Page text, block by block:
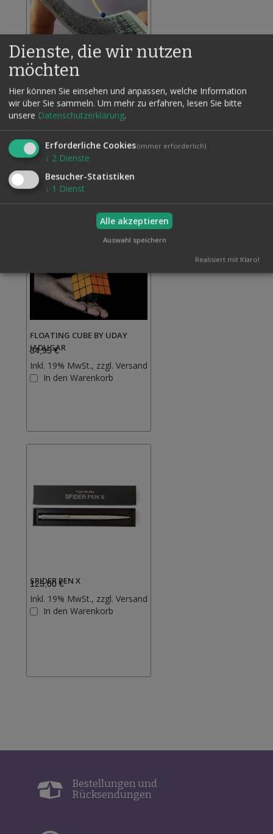
FLOATING MATCH
7,50 €
Inkl. 19% MwSt., zzgl.Versand
In den Warenkorb
Wunschliste
hinzufügen
FLOATING CUBE BY UDAY
JADUGAR
34,95 €
Inkl. 19% MwSt., zzgl. Versand
In den Warenkorb
SPIDER PEN X
125,00 €
Inkl. 19% MwSt., zzgl. Versand
In den Warenkorb
Bestellungen und
Rücksendungen
Dienste, die wir nutzen
möchten
Hier können Sie einsehen und anpassen, welche Information
wir über Sie sammeln. Um mehr zu erfahren, lesen Sie bitte
unsere Datenschutzerklärung.
Erforderliche Cookies(immer erforderlich)
↓ 2 Dienste
Besucher-Statistiken
↓ 1 Dienst
Alle akzeptieren
Auswahl speichern
Realisiert mit Klaro!